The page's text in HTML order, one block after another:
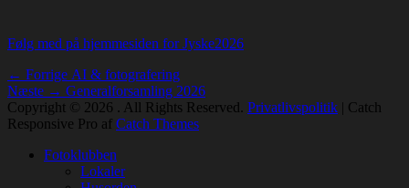
Følg med på hjemmesiden for Jyske2026
Indlægsnavigation
← Forrige Forrige
indlæg:
AI & fotografering
Næste → Næste
indlæg:
Generalforsamling 2026
Copyright © 2026 . All Rights Reserved. Privatlivspolitik | Catch
Responsive Pro af Catch Themes
Fotoklubben
Lokaler